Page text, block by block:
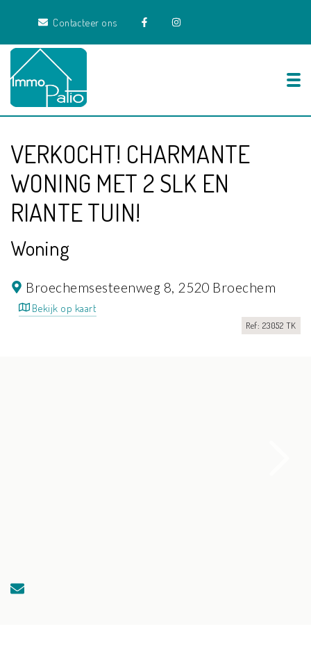
Contacteer ons
VERKOCHT! CHARMANTE
WONING MET 2 SLK EN
RIANTE TUIN!
Woning
Broechemsesteenweg 8, 2520 Broechem
Bekijk op kaart
Ref: 23052 TK